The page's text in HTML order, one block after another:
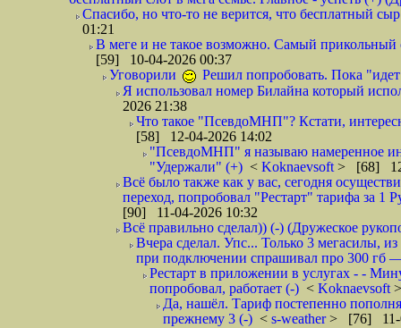
Спасибо, но что-то не верится, что бесплатный
01:21
В меге и не такое возможно. Самый
[59] 10-04-2026 00:37
Уговорили
Решил попробовать. Пока
Я использовал номер Билайна который
2026 21:38
Что такое "ПсевдоМНП"? Кстати,
[58] 12-04-2026 14:02
"ПсевдоМНП" я называю намеренное
"Удержали" (+) < Koknaevsoft > [68]
Всё было также как у вас, сегодня
переход, попробовал "Рестарт" тарифа за
[90] 11-04-2026 10:32
Всё правильно сделал)) (-) (Дружеское
Вчера сделал. Упс... Только 3 мегасилы,
при подключении спрашивал про 300 гб —
Рестарт в приложении в услугах - -
попробовал, работает (-) < Koknaevsoft
Да, нашёл. Тариф постепенно
прежнему 3 (-) < s-weather> [76] 11-